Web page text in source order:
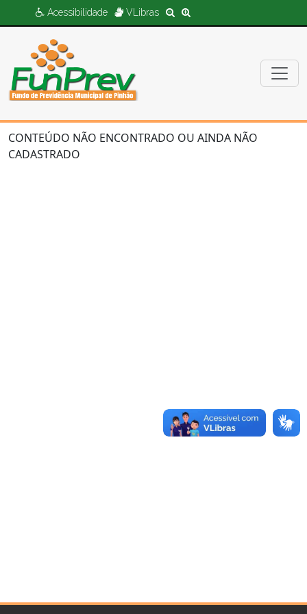
Acessibilidade VLibras
CONTEÚDO NÃO ENCONTRADO OU AINDA NÃO
CADASTRADO